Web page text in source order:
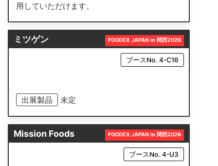
用していただけます。
ミツゲン FOODEX JAPAN in 関西2026
ブースNo. 4-C16
出展製品 未定
Mission Foods FOODEX JAPAN in 関西2026
ブースNo. 4-U3